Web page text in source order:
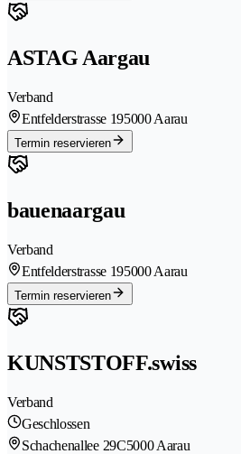
ASTAG Aargau
Verband
Entfelderstrasse 195000 Aarau
Termin reservieren
bauenaargau
Verband
Entfelderstrasse 195000 Aarau
Termin reservieren
KUNSTSTOFF.swiss
Verband
Geschlossen
Schachenallee 29C5000 Aarau